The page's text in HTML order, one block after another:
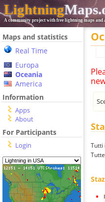
Lightning
A community project with free lightning maps and
Maps and statistics
Real Time
Europa
Oceania
America
Information
Apps
About
For Participants
Login
Tutti